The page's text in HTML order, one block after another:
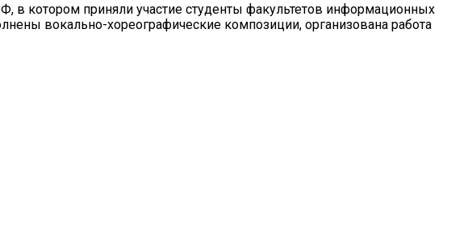
в котором приняли участие студенты факультетов информационных
вокально-хореографические композиции, организована работа